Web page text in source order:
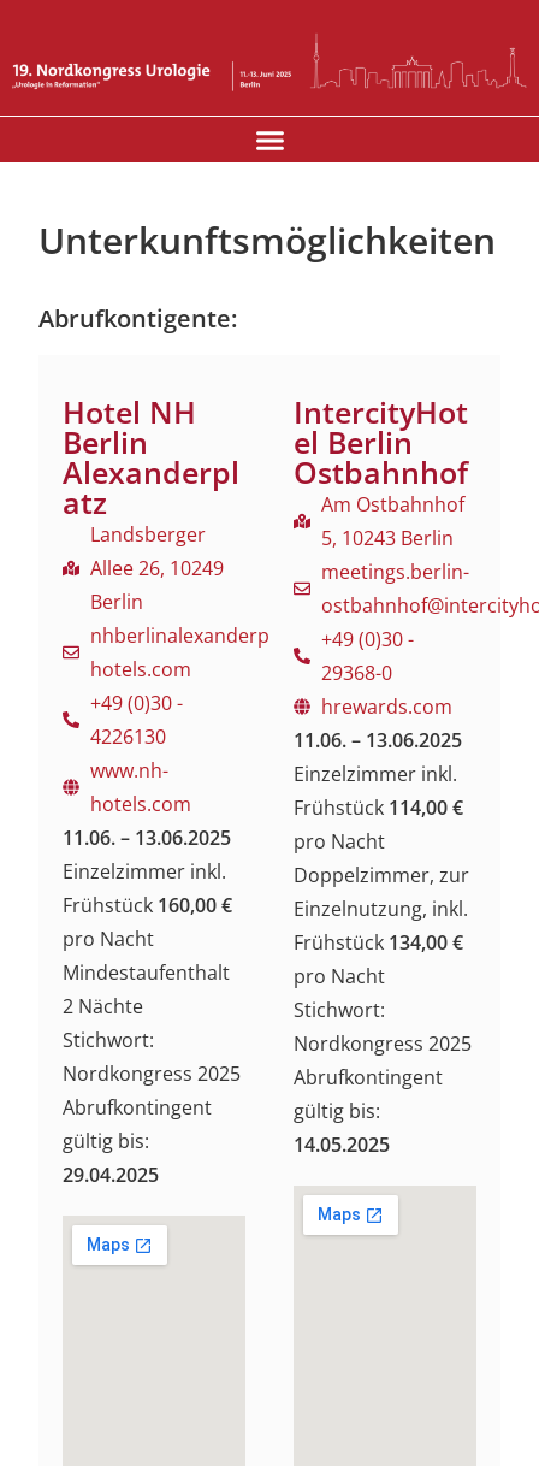
Unterkunftsmöglichkeiten
Abrufkontigente:
Hotel NH
Berlin
Alexanderpl
atz
Landsberger
Allee 26, 10249
Berlin
nhberlinalexanderplatz@nh-
hotels.com
+49 (0)30 -
4226130
www.nh-
hotels.com
11.06. – 13.06.2025
Einzelzimmer inkl.
Frühstück 160,00 €
pro Nacht
Mindestaufenthalt
2 Nächte
Stichwort:
Nordkongress 2025
Abrufkontingent
gültig bis:
29.04.2025
IntercityHot
el Berlin
Ostbahnhof
Am Ostbahnhof
5, 10243 Berlin
meetings.berlin-
+49 (0)30 -
29368-0
hrewards.com
11.06. – 13.06.2025
Einzelzimmer inkl.
Frühstück 114,00 €
pro Nacht
Doppelzimmer, zur
Einzelnutzung, inkl.
Frühstück 134,00 €
pro Nacht
Stichwort:
Nordkongress 2025
Abrufkontingent
gültig bis:
14.05.2025